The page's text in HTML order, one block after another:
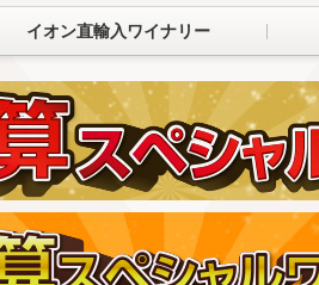
イオン直輸入ワイナリー